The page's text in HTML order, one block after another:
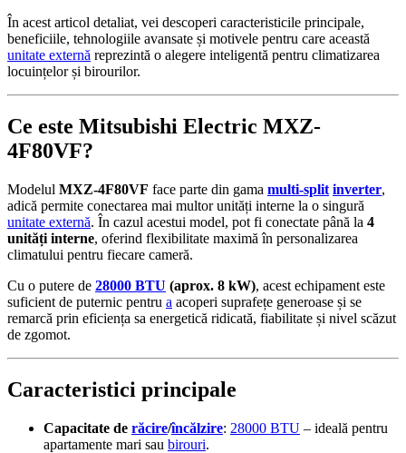
În acest articol detaliat, vei descoperi caracteristicile principale,
beneficiile, tehnologiile avansate și motivele pentru care această
unitate externă reprezintă o alegere inteligentă pentru climatizarea
locuințelor și birourilor.
Ce este Mitsubishi Electric MXZ-
4F80VF?
Modelul MXZ-4F80VF face parte din gama multi-split inverter,
adică permite conectarea mai multor unități interne la o singură
unitate externă. În cazul acestui model, pot fi conectate până la 4
unități interne, oferind flexibilitate maximă în personalizarea
climatului pentru fiecare cameră.
Cu o putere de 28000 BTU (aprox. 8 kW), acest echipament este
suficient de puternic pentru a acoperi suprafețe generoase și se
remarcă prin eficiența sa energetică ridicată, fiabilitate și nivel scăzut
de zgomot.
Caracteristici principale
Capacitate de răcire/încălzire: 28000 BTU – ideală pentru
apartamente mari sau birouri.